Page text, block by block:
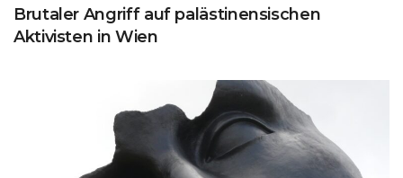
Brutaler Angriff auf palästinensischen
Aktivisten in Wien